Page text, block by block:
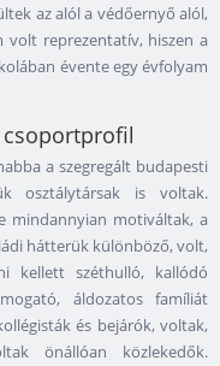
az alól a védőernyő alól,
volt reprezentatív, hiszen a
évente egy évfolyam
a szegregált budapesti
osztálytársak is voltak.
mindannyian motiváltak, a
hátterük különböző, volt,
kellett széthulló, kallódó
áldozatos famíliát
és bejárók, voltak,
önállóan közlekedők.